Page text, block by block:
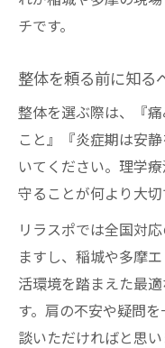
チです。
整体を頼る前に知る
整体を選ぶ際は、『
こと』『炎症期は安
いてください。理学
守ることが何より大切
リラスポでは全国対
ますし、稲城や多摩
活環境を踏まえた最
す。肩の不安や疑問
談いただければと思い